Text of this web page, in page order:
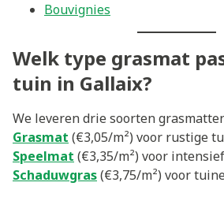
Bouvignies
Welk type grasmat
tuin in Gallaix?
We leveren drie soorten
Grasmat (€3,05/m²) voor rustige
Speelmat (€3,35/m²) voor
Schaduwgras(€3,75/m²) voor